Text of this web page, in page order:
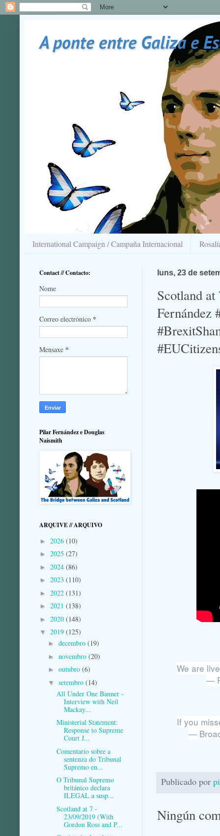
A ponte entre Galiza e
International Campaign / Campaña Internacional
luns, 23 de
Scotland
Fernández
We are
—
If you
—
Publicado por
Ningún
Contact // Contacto:
Nome
Correo electrónico *
Mensaxe *
Pilar Fernández e Douglas
Naismith
ARQUIVE // ARQUIVO
► 2026 (10)
► 2025 (27)
► 2024 (86)
► 2023 (110)
► 2022 (131)
► 2021 (138)
► 2020 (148)
▼ 2019 (125)
► decembro (19)
► novembro (20)
► outubro (6)
▼ setembro (14)
All Under One Banner -
Interview with Neil
Mackay...
Ministerial Statement:
Response to Supreme
Court J...
Comentario sobre a
sentenza do Tribunal
Supremo en...
O Tribunal Supremo
británico declara
ILEGAL a susp...
Scotland at 7 -
23/09/2019 (With
Gordon Ross and P...